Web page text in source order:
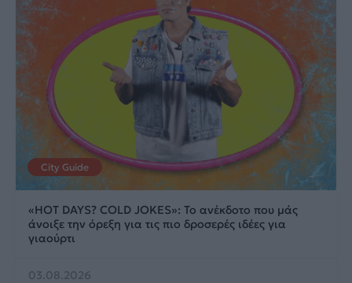
City Guide
«HOT DAYS? COLD JOKES»: Το ανέκδοτο που μάς
άνοιξε την όρεξη για τις πιο δροσερές ιδέες για
γιαούρτι
03.08.2026